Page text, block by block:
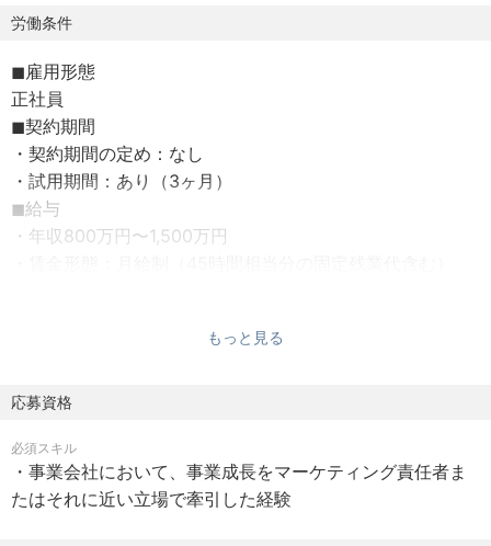
「日本の公用語に英語を加える」という壮大なミッション
イン英語コーチングを展開しています。従来のネイティブ
講師偏重モデルとは一線を画し、後天的に習得した日本人
講師による論理的な指導を強みに、教育業界のジャイアン
トキリングを目指す急成長スタートアップです。
2. 介在価値を最大化する「プロフェッショナルな仕事環
境」
関与できる裁量があり、自律型組織の中で自身の専門性と
ー」
『「やってみたい！」をあたりまえに。』を自ら体現し、
フルリモート・フルフレックスといった個人のパフォーマ
労働条件
◼︎雇用形態
正社員
◼︎契約期間
・契約期間の定め：なし
・試用期間：あり（3ヶ月）
◼︎給与
・年収800万円〜1,500万円
※45時間超過分については別途支給
・査定：原則年2回
・フルリモート（就業場所：従業員自宅）
◼︎勤務時間
・フレックスタイム制（コアタイム：11:00〜16:00）
もっと見る
応募資格
必須スキル
・事業会社において、事業成長をマーケティング責任者ま
たはそれに近い立場で牽引した経験